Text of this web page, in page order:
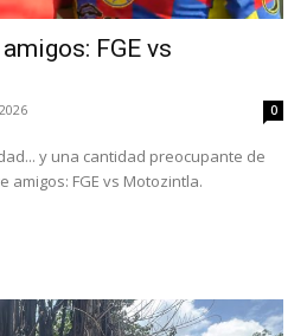
FGE vs
0
y una cantidad preocupante de
amigos: FGE vs Motozintla.